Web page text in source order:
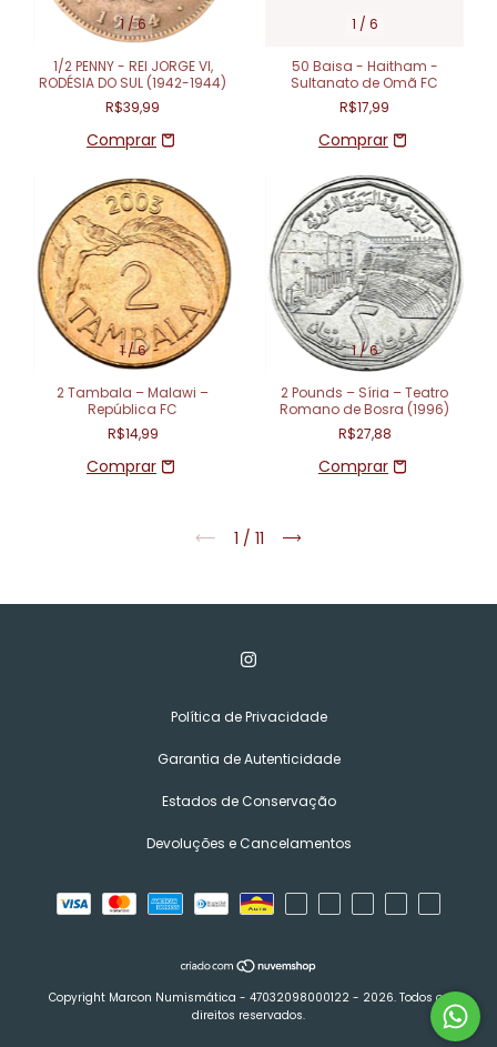
1/6
1/2 PENNY - REI JORGE VI,
RODÉSIA DO SUL (1942-1944)
R$39,99
1 / 6
50 Baisa - Haitham -
Sultanato de Omã FC
R$17,99
1/6
2 Tambala – Malawi –
República FC
R$14,99
1/6
2 Pounds – Síria – Teatro
Romano de Bosra (1996)
R$27,88
1 / 11
Política de Privacidade
Garantia de Autenticidade
Estados de Conservação
Devoluções e Cancelamentos
Copyright Marcon Numismática - 47032098000122 - 2026. Todos os
direitos reservados.